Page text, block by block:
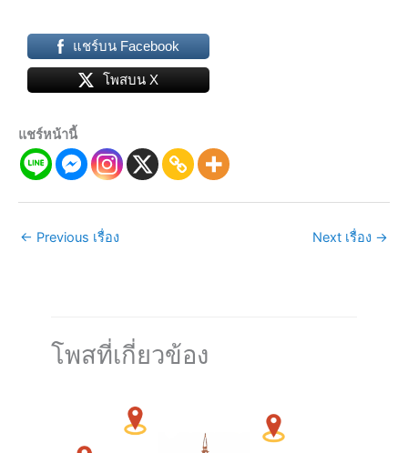
แชร์บน Facebook
โพสบน X
แชร์หน้านี้
← Previous เรื่อง Next เรื่อง →
โพสที่เกี่ยวข้อง